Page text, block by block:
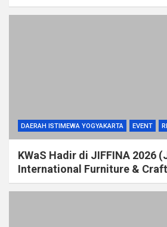
DAERAH ISTIMEWA YOGYAKARTA EVENT
KWaS Hadir di JIFFINA 2026
International Furniture &